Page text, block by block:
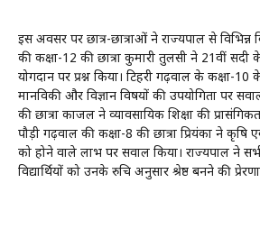
इस अवसर पर छात्र-छात्राओं ने राज्यपाल से विभिन्न
की कक्षा-12 की छात्रा कुमारी तुलसी ने 21वीं
योगदान पर प्रश्न किया। टिहरी गढ़वाल के कक्षा-10
मानविकी और विज्ञान विषयों की उपयोगिता पर
की छात्रा काजल ने व्यावसायिक शिक्षा की
पौड़ी गढ़वाल की कक्षा-8 की छात्रा प्रियंका ने कृषि
को होने वाले लाभ पर सवाल किया। राज्यपाल ने
विद्यार्थियों को उनके रुचि अनुसार श्रेष्ठ बनने की